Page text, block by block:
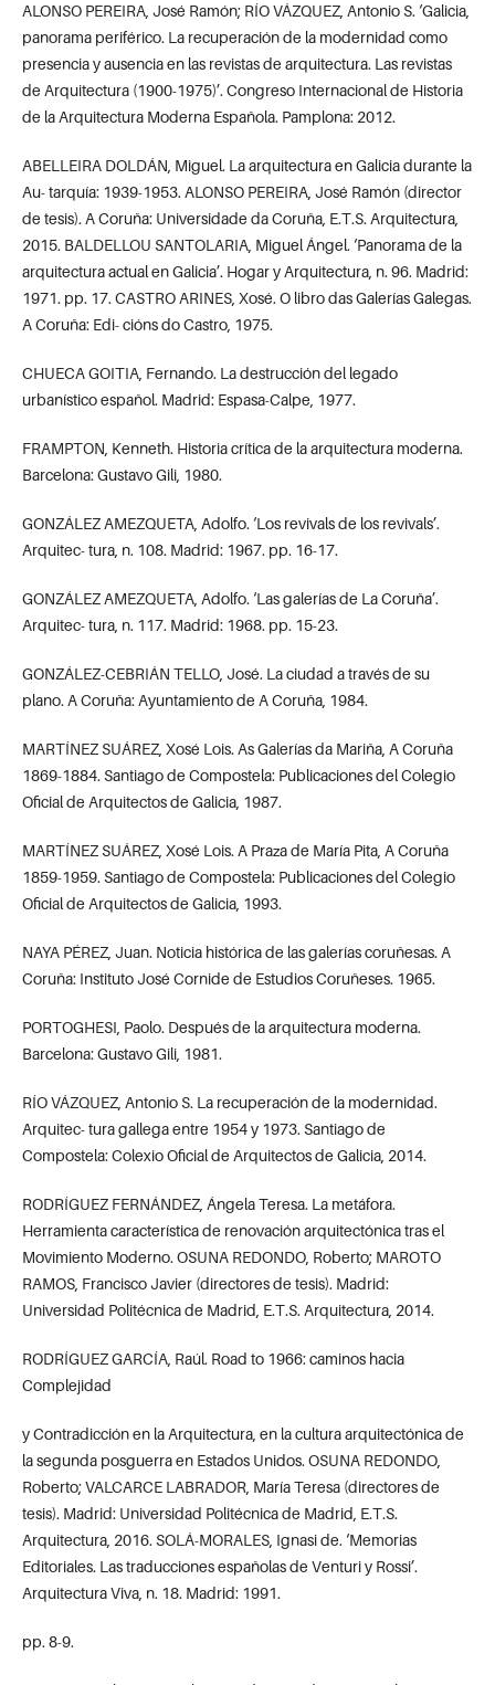
ALONSO PEREIRA, José Ramón; RÍO VÁZQUEZ, Antonio S. ‘Galicia,
panorama periférico. La recuperación de la modernidad como
presencia y ausencia en las revistas de arquitectura. Las revistas
de Arquitectura (1900-1975)’. Congreso Internacional de Historia
de la Arquitectura Moderna Española. Pamplona: 2012.
ABELLEIRA DOLDÁN, Miguel. La arquitectura en Galicia durante la
Au- tarquía: 1939-1953. ALONSO PEREIRA, José Ramón (director
de tesis). A Coruña: Universidade da Coruña, E.T.S. Arquitectura,
2015. BALDELLOU SANTOLARIA, Miguel Ángel. ‘Panorama de la
arquitectura actual en Galicia’. Hogar y Arquitectura, n. 96. Madrid:
1971. pp. 17. CASTRO ARINES, Xosé. O libro das Galerías Galegas.
A Coruña: Edi- cións do Castro, 1975.
CHUECA GOITIA, Fernando. La destrucción del legado
urbanístico español. Madrid: Espasa-Calpe, 1977.
FRAMPTON, Kenneth. Historia crítica de la arquitectura moderna.
Barcelona: Gustavo Gili, 1980.
GONZÁLEZ AMEZQUETA, Adolfo. ‘Los revivals de los revivals’.
Arquitec- tura, n. 108. Madrid: 1967. pp. 16-17.
GONZÁLEZ AMEZQUETA, Adolfo. ‘Las galerías de La Coruña’.
Arquitec- tura, n. 117. Madrid: 1968. pp. 15-23.
GONZÁLEZ-CEBRIÁN TELLO, José. La ciudad a través de su
plano. A Coruña: Ayuntamiento de A Coruña, 1984.
MARTÍNEZ SUÁREZ, Xosé Lois. As Galerías da Mariña, A Coruña
1869-1884. Santiago de Compostela: Publicaciones del Colegio
Oficial de Arquitectos de Galicia, 1987.
MARTÍNEZ SUÁREZ, Xosé Lois. A Praza de María Pita, A Coruña
1859-1959. Santiago de Compostela: Publicaciones del Colegio
Oficial de Arquitectos de Galicia, 1993.
NAYA PÉREZ, Juan. Noticia histórica de las galerías coruñesas. A
Coruña: Instituto José Cornide de Estudios Coruñeses. 1965.
PORTOGHESI, Paolo. Después de la arquitectura moderna.
Barcelona: Gustavo Gili, 1981.
RÍO VÁZQUEZ, Antonio S. La recuperación de la modernidad.
Arquitec- tura gallega entre 1954 y 1973. Santiago de
Compostela: Colexio Oficial de Arquitectos de Galicia, 2014.
RODRÍGUEZ FERNÁNDEZ, Ángela Teresa. La metáfora.
Herramienta característica de renovación arquitectónica tras el
Movimiento Moderno. OSUNA REDONDO, Roberto; MAROTO
RAMOS, Francisco Javier (directores de tesis). Madrid:
Universidad Politécnica de Madrid, E.T.S. Arquitectura, 2014.
RODRÍGUEZ GARCÍA, Raúl. Road to 1966: caminos hacia
Complejidad
y Contradicción en la Arquitectura, en la cultura arquitectónica de
la segunda posguerra en Estados Unidos. OSUNA REDONDO,
Roberto; VALCARCE LABRADOR, María Teresa (directores de
tesis). Madrid: Universidad Politécnica de Madrid, E.T.S.
Arquitectura, 2016. SOLÁ-MORALES, Ignasi de. ‘Memorias
Editoriales. Las traducciones españolas de Venturi y Rossi’.
Arquitectura Viva, n. 18. Madrid: 1991.
pp. 8-9.